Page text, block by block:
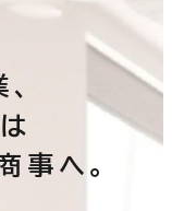
事へ。